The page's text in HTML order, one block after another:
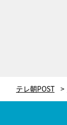
テレ朝POST